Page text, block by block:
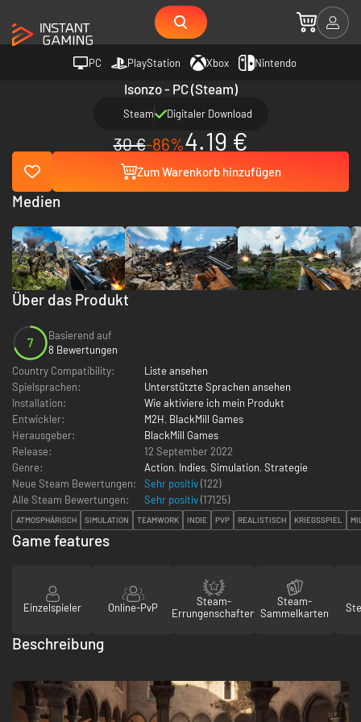
PC PlayStation Xbox Nintendo
Isonzo - PC (Steam)
Steam Digitaler Download
30 €-86%4.19 €
Zum Warenkorb hinzufügen
Über das Produkt
7
Basierend auf
8 Bewertungen
Country Compatibility:
Liste ansehen
Spielsprachen:
Unterstützte Sprachen ansehen
Installation:
Wie aktiviere ich mein Produkt
Entwickler:
M2H, BlackMill Games
Herausgeber:
BlackMill Games
Release:
12 September 2022
Genre:
Action, Indies, Simulation, Strategie
Neue Steam Bewertungen:
Sehr positiv(122)
Alle Steam Bewertungen:
Sehr positiv(17125)
ATMOSPHÄRISCH SIMULATION TEAMWORK INDIE PVP REALISTISCH KRIEGSSPIEL
Medien
Game features
Einzelspieler Online-PvP
Steam-
Errungenschaften
Steam-
Sammelkarten
Beschreibung